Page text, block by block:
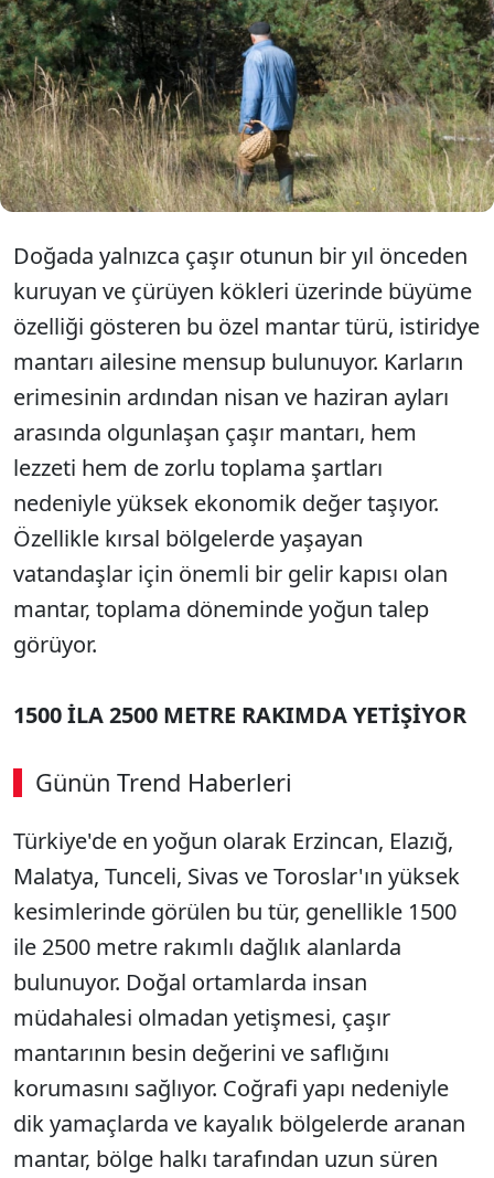
Türkiye’nin Doğu Anadolu Bölgesi’ndeki
yüksek rakımlı dağlarda ilkbahar aylarıyla
birlikte kendiliğinden yetişen çaşır mantarı,
kilogramı 2 bin liradan pazar
tezgahlarındaki yerini aldı.
Doğada yalnızca çaşır otunun bir yıl önceden
kuruyan ve çürüyen kökleri üzerinde büyüme
özelliği gösteren bu özel mantar türü, istiridye
mantarı ailesine mensup bulunuyor. Karların
erimesinin ardından nisan ve haziran ayları
arasında olgunlaşan çaşır mantarı, hem
lezzeti hem de zorlu toplama şartları
nedeniyle yüksek ekonomik değer taşıyor.
Özellikle kırsal bölgelerde yaşayan
vatandaşlar için önemli bir gelir kapısı olan
mantar, toplama döneminde yoğun talep
görüyor.
1500 İLA 2500 METRE RAKIMDA YETİŞİYOR
Günün Trend Haberleri
00:02 / 08:43
Sesi Aç
Türkiye'de en yoğun olarak Erzincan, Elazığ,
Malatya, Tunceli, Sivas ve Toroslar'ın yüksek
kesimlerinde görülen bu tür, genellikle 1500
ile 2500 metre rakımlı dağlık alanlarda
bulunuyor. Doğal ortamlarda insan
müdahalesi olmadan yetişmesi, çaşır
mantarının besin değerini ve saflığını
korumasını sağlıyor. Coğrafi yapı nedeniyle
dik yamaçlarda ve kayalık bölgelerde aranan
mantar, bölge halkı tarafından uzun süren